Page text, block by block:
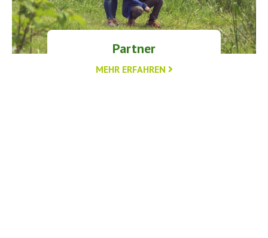
Partner
MEHR ERFAHREN